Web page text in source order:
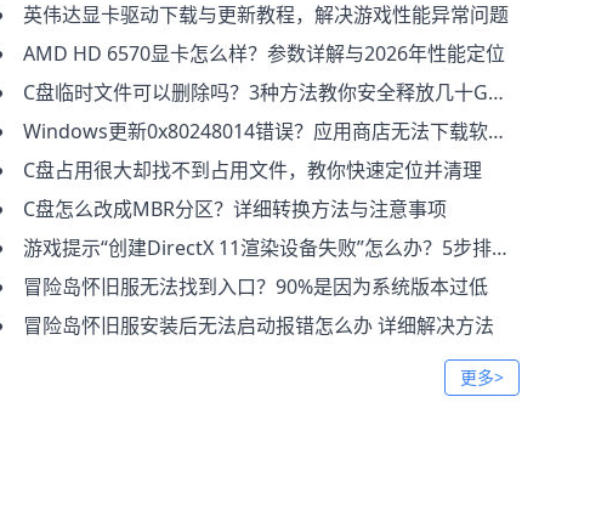
英伟达显卡驱动下载与更新教程，解决游戏性能异常问题
AMD HD 6570显卡怎么样？参数详解与2026年性能定位
C盘临时文件可以删除吗？3种方法教你安全释放几十GB空间
Windows更新0x80248014错误？应用商店无法下载软件解决
C盘占用很大却找不到占用文件，教你快速定位并清理
C盘怎么改成MBR分区？详细转换方法与注意事项
游戏提示“创建DirectX 11渲染设备失败”怎么办？5步排查修复教程
冒险岛怀旧服无法找到入口？90%是因为系统版本过低
冒险岛怀旧服安装后无法启动报错怎么办 详细解决方法
更多>